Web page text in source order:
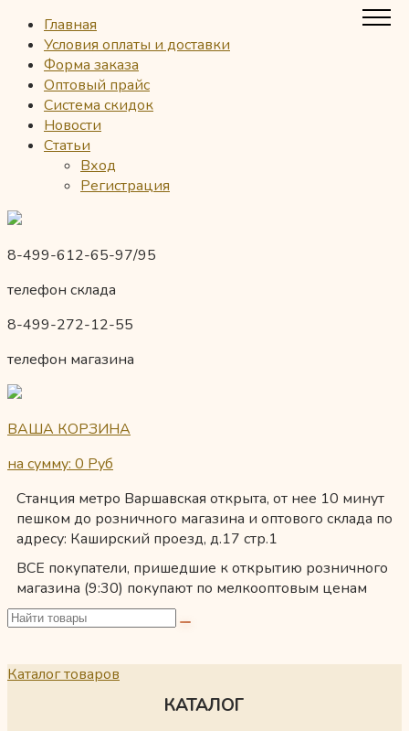
Главная
Условия оплаты и доставки
Форма заказа
Оптовый прайс
Система скидок
Новости
Статьи
Вход
Регистрация
8-499-612-65-97/95
телефон склада
8-499-272-12-55
телефон магазина
ВАША КОРЗИНА
на сумму: 0 Руб
Станция метро Варшавская открыта, от нее 10 минут
пешком до розничного магазина и оптового склада по
адресу: Каширский проезд, д.17 стр.1
ВСЕ покупатели, пришедшие к открытию розничного
магазина (9:30) покупают по мелкооптовым ценам
Каталог товаров
КАТАЛОГ